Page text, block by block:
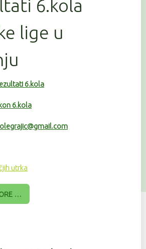
6.kola
lige u
6.kola
6.kola
olegrajic@gmail.com
utrka
…